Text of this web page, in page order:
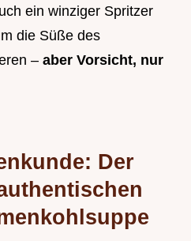
ein winziger Spritzer
die Süße des
– aber Vorsicht, nur
Der